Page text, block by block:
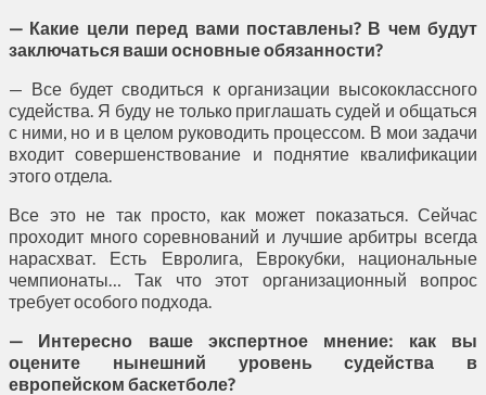
— Какие цели перед вами поставлены? В чем будут
заключаться ваши основные обязанности?
— Все будет сводиться к организации высококлассного
судейства. Я буду не только приглашать судей и общаться
с ними, но и в целом руководить процессом. В мои задачи
входит совершенствование и поднятие квалификации
этого отдела.
Все это не так просто, как может показаться. Сейчас
проходит много соревнований и лучшие арбитры всегда
нарасхват. Есть Евролига, Еврокубки, национальные
чемпионаты… Так что этот организационный вопрос
требует особого подхода.
— Интересно ваше экспертное мнение: как вы
оцените нынешний уровень судейства в
европейском баскетболе?